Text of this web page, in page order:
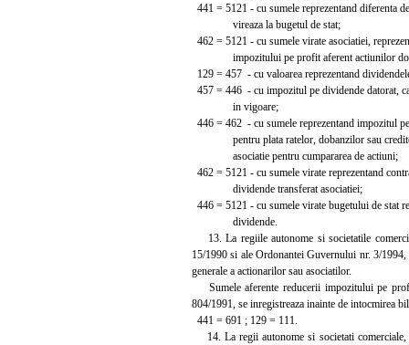
441 = 5121 - cu sumele reprezentand diferenta
vireaza la bugetul de stat;
462 = 5121 - cu sumele virate asociatiei,
impozitului pe profit aferent actiunilor
129 = 457 - cu valoarea reprezentand
457 = 446 - cu impozitul pe dividende datorat,
in vigoare;
446 = 462 - cu sumele reprezentand impozitul
pentru plata ratelor, dobanzilor sau
asociatie pentru cumpararea de actiuni;
462 = 5121 - cu sumele virate reprezentand
dividende transferat asociatiei;
446 = 5121 - cu sumele virate bugetului de stat
dividende.
13. La regiile autonome si societatile
15/1990 si ale Ordonantei Guvernului nr. 3/
generale a actionarilor sau asociatilor.
Sumele aferente reducerii impozitului pe
804/1991, se inregistreaza inainte de intocmirea
441 = 691 ; 129 = 111.
14. La regii autonome si societati